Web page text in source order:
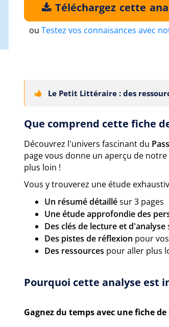
Téléchargez cette
ou Testez vos connaisances avec
Le Petit Littéraire : des
Que comprend cette fiche
Découvrez l'univers fascinant du
page vous donne un aperçu de
plus loin !
Vous y trouverez une étude
Un résumé détaillésur 3 pages
Une étude approfondie des
Des clés de lecture et d'analyse
Des pistes de réflexion pour
Des ressources pour aller plus
Pourquoi cette analyse est
Gagnez du temps avec une fiche